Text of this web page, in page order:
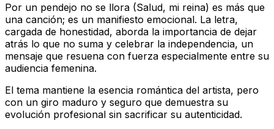
Por un pendejo no se llora (Salud, mi reina) es más que
una canción; es un manifiesto emocional. La letra,
cargada de honestidad, aborda la importancia de dejar
atrás lo que no suma y celebrar la independencia, un
mensaje que resuena con fuerza especialmente entre su
audiencia femenina.
El tema mantiene la esencia romántica del artista, pero
con un giro maduro y seguro que demuestra su
evolución profesional sin sacrificar su autenticidad.